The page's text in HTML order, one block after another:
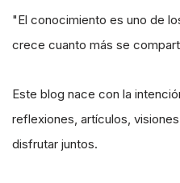
"El conocimiento es uno de
crece cuanto más se
Este blog nace con la
reflexiones, artículos,
disfrutar juntos.